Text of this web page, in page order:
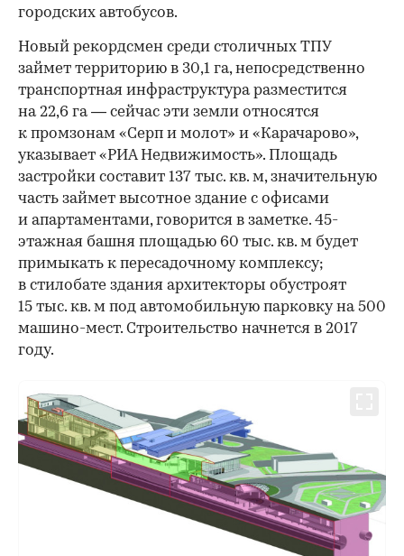
городских автобусов.
Новый рекордсмен среди столичных ТПУ
займет территорию в 30,1 га, непосредственно
транспортная инфраструктура разместится
на 22,6 га — сейчас эти земли относятся
к промзонам «Серп и молот» и «Карачарово»,
указывает «РИА Недвижимость». Площадь
застройки составит 137 тыс. кв. м, значительную
часть займет высотное здание с офисами
и апартаментами, говорится в заметке. 45-
этажная башня площадью 60 тыс. кв. м будет
примыкать к пересадочному комплексу;
в стилобате здания архитекторы обустроят
15 тыс. кв. м под автомобильную парковку на 500
машино-мест. Строительство начнется в 2017
году.